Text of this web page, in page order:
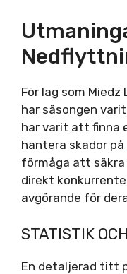
För lag som Miedz
har säsongen
har varit att finna
hantera skador på
förmåga att
direkt
avgörande för
STATISTIK
En detaljerad titt